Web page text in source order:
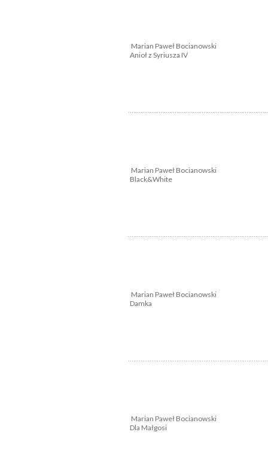
Marian Paweł Bocianowski
Anioł z Syriusza IV
Marian Paweł Bocianowski
Black&White
Marian Paweł Bocianowski
Damka
Marian Paweł Bocianowski
Dla Małgosi